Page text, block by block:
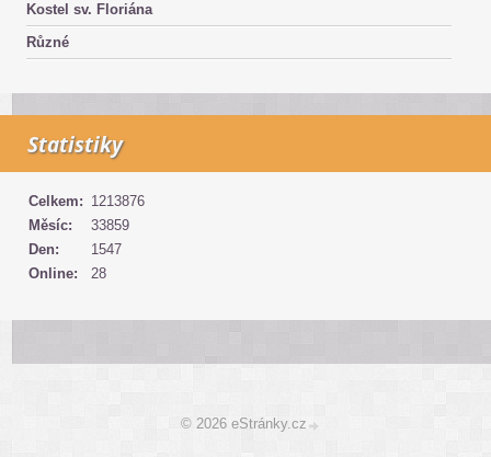
Kostel sv. Floriána
Různé
Statistiky
Online: 28
Celkem: 1213876
Měsíc:
33859
Den:
1547
© 2026 eStránky.cz